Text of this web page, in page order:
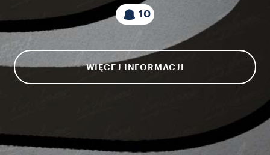
10
WIĘCEJ INFORMACJI